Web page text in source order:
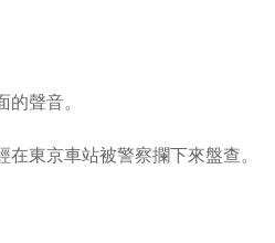
聲音。
東京車站被警察攔下來盤查。